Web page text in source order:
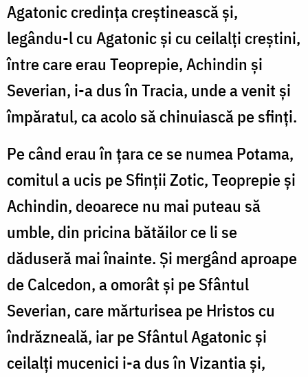
Agatonic credinţa creştinească şi,
legându-l cu Agatonic şi cu ceilalţi creştini,
între care erau Teoprepie, Achindin şi
Severian, i-a dus în Tracia, unde a venit şi
împăratul, ca acolo să chinuiască pe sfinţi.
Pe când erau în ţara ce se numea Potama,
comitul a ucis pe Sfinţii Zotic, Teoprepie şi
Achindin, deoarece nu mai puteau să
umble, din pricina bătăilor ce li se
dăduseră mai înainte. Şi mergând aproape
de Calcedon, a omorât şi pe Sfântul
Severian, care mărturisea pe Hristos cu
îndrăzneală, iar pe Sfântul Agatonic şi
ceilalţi mucenici i-a dus în Vizantia şi,